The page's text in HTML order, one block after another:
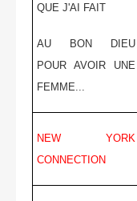
QUE J'AI FAIT
AU BON DIEU
POUR AVOIR UNE
FEMME...
NEW YORK
CONNECTION